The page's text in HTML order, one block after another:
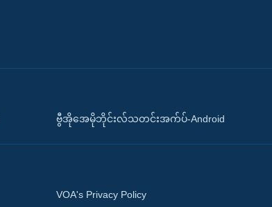
ဗွီအိုအေမိုဘိုင်းလ်သတင်းအက်ပ်-Android
VOA's Privacy Policy